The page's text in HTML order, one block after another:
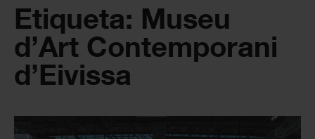
Etiqueta: Museu
d’Art Contemporani
d’Eivissa